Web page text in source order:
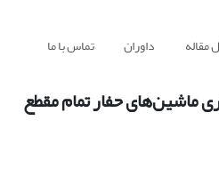
مقاله داوران تماس با ما
ماشین‌های حفار تمام مقطع